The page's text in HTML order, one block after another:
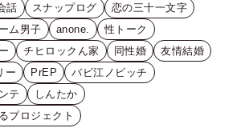
話 スナップログ
恋の三十一文字
ム男子
anone.
性トーク
チヒロックん家 同性婚
友情結婚
ー
PrEP
バビ江ノビッチ
テ
しんたか
プロジェクト